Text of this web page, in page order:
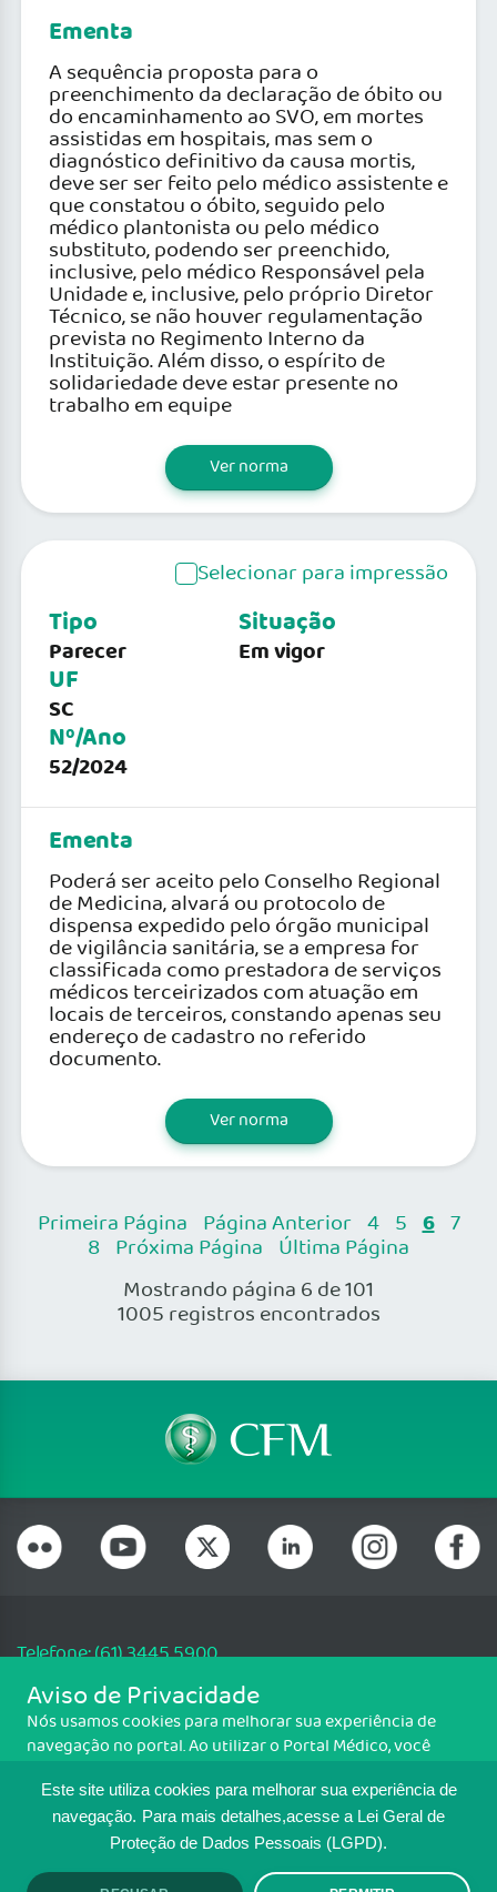
Este site utiliza cookies para melhorar sua experiência de
navegação. Para mais detalhes,acesse a Lei Geral de
Proteção de Dados Pessoais (LGPD).
Ementa
A sequência proposta para o
preenchimento da declaração de óbito ou
do encaminhamento ao SVO, em mortes
assistidas em hospitais, mas sem o
diagnóstico definitivo da causa mortis,
deve ser ser feito pelo médico assistente e
que constatou o óbito, seguido pelo
médico plantonista ou pelo médico
substituto, podendo ser preenchido,
inclusive, pelo médico Responsável pela
Unidade e, inclusive, pelo próprio Diretor
Técnico, se não houver regulamentação
prevista no Regimento Interno da
Instituição. Além disso, o espírito de
solidariedade deve estar presente no
trabalho em equipe
Ver norma
Selecionar para impressão
Tipo
Parecer
UF
SC
Nº/Ano
52/2024
Situação
Em vigor
Ementa
Poderá ser aceito pelo Conselho Regional
de Medicina, alvará ou protocolo de
dispensa expedido pelo órgão municipal
de vigilância sanitária, se a empresa for
classificada como prestadora de serviços
médicos terceirizados com atuação em
locais de terceiros, constando apenas seu
endereço de cadastro no referido
documento.
Ver norma
Primeira Página Página Anterior 4 5 6 7
8 Próxima Página Última Página
Mostrando página 6 de 101
1005 registros encontrados
Telefone: (61) 3445 5900
Email: cfm@portalmedico.org.br
SGAS 616, Conjunto D, Lote 115, L2 Sul, Brasília/DF - CEP: 70200-760 -
CNPJ: 33.583.550/0001-30
MAPA DO SITE
TRANSPARÊNCIA E PRESTAÇÃO DE
Aviso de Privacidade
Nós usamos cookies para melhorar sua experiência de
navegação no portal. Ao utilizar o Portal Médico, você
Para ter mais informações sobre como isso é feito, acesse
Política de cookies. Se você concorda, clique em ACEITO.